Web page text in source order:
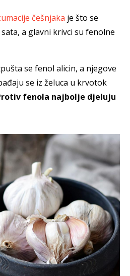
češnjaka je što se
a glavni krivci su fenolne
se fenol alicin, a njegove
se iz želuca u krvotok
fenola najbolje djeluju